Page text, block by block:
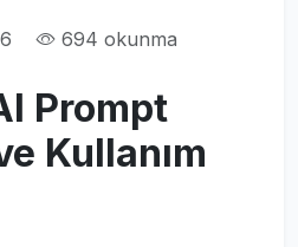
694 okunma
Prompt
Kullanım